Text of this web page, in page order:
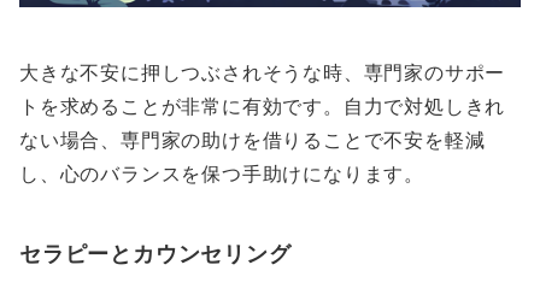
大きな不安に押しつぶされそうな時、専門家のサポー
トを求めることが非常に有効です。自力で対処しきれ
ない場合、専門家の助けを借りることで不安を軽減
し、心のバランスを保つ手助けになります。
セラピーとカウンセリング